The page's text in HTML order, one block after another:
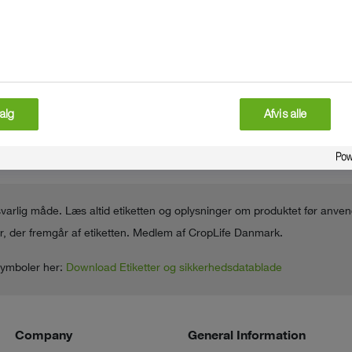
måde. Læs altid etiketten og oplysninger om produktet før
fremgår af etiketten. Medlem af CropLife Danmark.
her: Download Etiketter og sikkerhedsdatablade
Company General Information
Afvis alle